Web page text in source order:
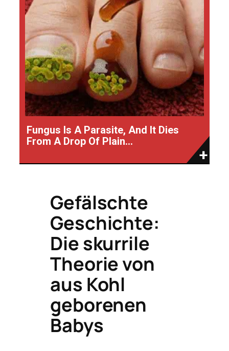
Fungus Is A Parasite, And It Dies
From A Drop Of Plain...
Gefälschte
Geschichte:
Die skurrile
Theorie von
aus Kohl
geborenen
Babys